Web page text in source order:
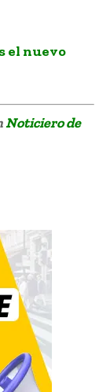
el nuevo
Noticiero de